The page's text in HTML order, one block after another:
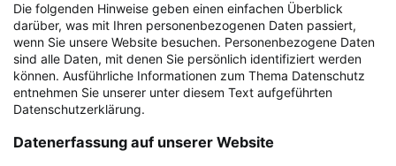
Die folgenden Hinweise geben einen einfachen Überblick
darüber, was mit Ihren personenbezogenen Daten passiert,
wenn Sie unsere Website besuchen. Personenbezogene Daten
sind alle Daten, mit denen Sie persönlich identifiziert werden
können. Ausführliche Informationen zum Thema Datenschutz
entnehmen Sie unserer unter diesem Text aufgeführten
Datenschutzerklärung.
Datenerfassung auf unserer Website